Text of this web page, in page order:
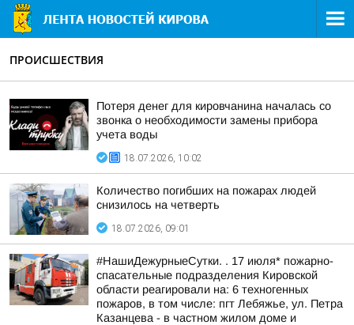
ПРОИСШЕСТВИЯ
Потеря денег для кировчанина началась со
звонка о необходимости замены прибора
учета воды
18.07.2026, 10:02
Количество погибших на пожарах людей
снизилось на четверть
18.07.2026, 09:01
#НашиДежурныеСутки. . 17 июля* пожарно-
спасательные подразделения Кировской
области реагировали на: 6 техногенных
пожаров, в том числе: пгт Лебяжье, ул. Петра
Казанцева - в частном жилом доме и